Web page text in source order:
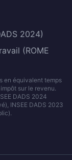
2024)
(ROME
en équivalent temps
sur le revenu.
DADS 2024
INSEE DADS 2023